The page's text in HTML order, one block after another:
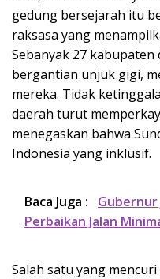
gedung bersejarah itu
raksasa yang
Sebanyak 27 kabupaten
bergantian unjuk gigi,
mereka. Tidak
daerah turut
menegaskan bahwa
Indonesia yang inklusif.
Baca Juga :
Gubernur
Perbaikan Jalan
Salah satu yang